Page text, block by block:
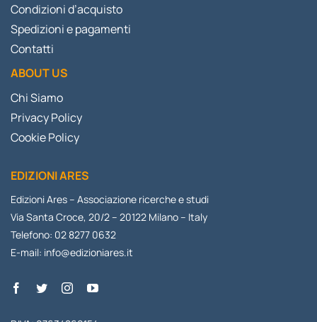
Condizioni d’acquisto
Spedizioni e pagamenti
Contatti
ABOUT US
Chi Siamo
Privacy Policy
Cookie Policy
EDIZIONI ARES
Edizioni Ares – Associazione ricerche e studi
Via Santa Croce, 20/2 – 20122 Milano – Italy
Telefono: 02 8277 0632
E-mail: info@edizioniares.it